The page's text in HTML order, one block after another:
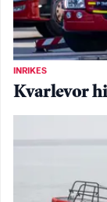
INRIKES
Kvarlevor